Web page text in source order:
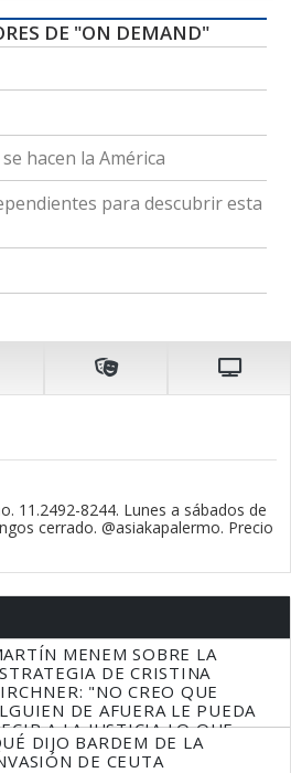
DE "ON DEMAND"
hacen la América
para descubrir esta
11.2492-8244. Lunes a sábados de
cerrado. @asiakapalermo. Precio
MENEM SOBRE LA
DE CRISTINA
"NO CREO QUE
DE AFUERA LE PUEDA
A LA JUSTICIA LO QUE
QUE HACER"
DIJO BARDEM DE LA
DE CEUTA